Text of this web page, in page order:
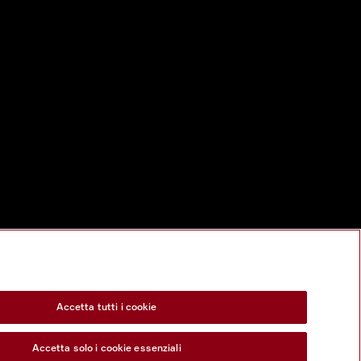
Accetta tutti i cookie
Accetta solo i cookie essenziali